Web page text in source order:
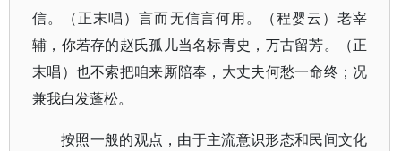
信。（正末唱）言而无信言何用。（程婴云）老宰
辅，你若存的赵氏孤儿当名标青史，万古留芳。（正
末唱）也不索把咱来厮陪奉，大丈夫何愁一命终；况
兼我白发蓬松。
按照一般的观点，由于主流意识形态和民间文化